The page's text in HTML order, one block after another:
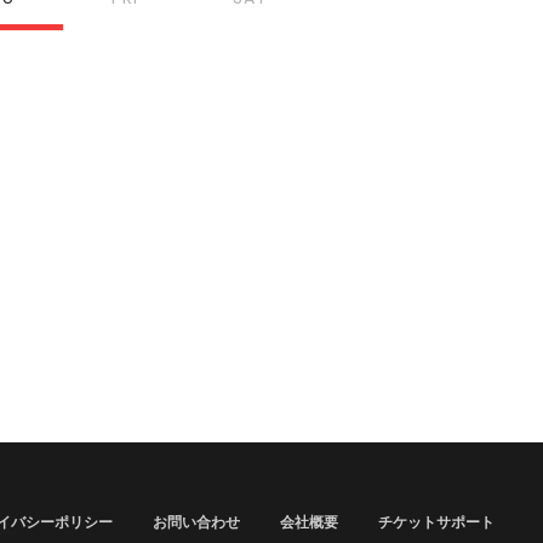
バシーポリシー お問い合わせ 会社概要 チケットサポート